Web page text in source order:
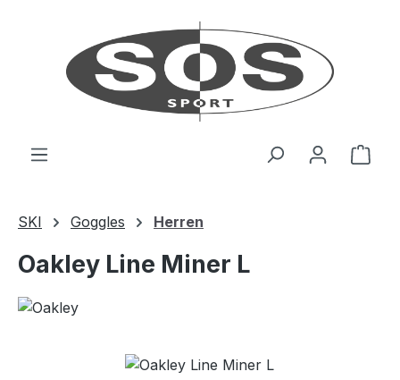
SKI Goggles Herren
Oakley Line Miner L
Bildergalerie überspringen